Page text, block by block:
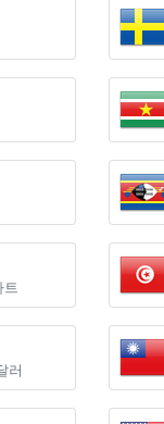
트
러